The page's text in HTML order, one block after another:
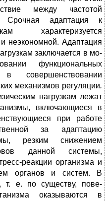
между частотой
адаптация к
характери­зуется
неэкономной. Адаптация
заключается в мо­
функциональных
со­вершенствовании
механизмов регуляции.
нагрузкам лежат
включающиеся в
при работе
за адаптацию
резким сни­жением
данной системы,
реакции организма и
органов и систем. В
т. е. по существу, пове­
оказываются в